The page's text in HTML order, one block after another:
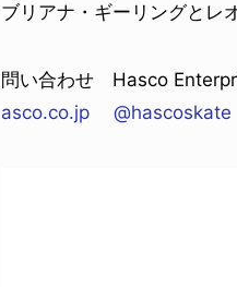
ブリアナ・ギーリングとレ
問い合わせ Hasco
asco.co.jp @hascoskate